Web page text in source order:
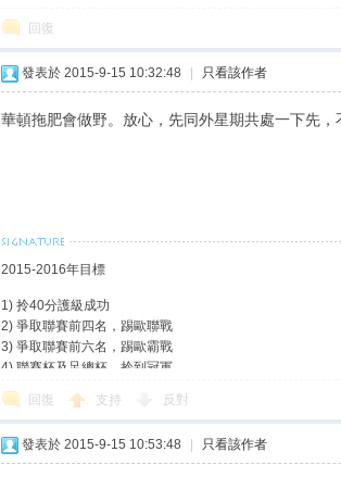
回復
發表於 2015-9-15 10:32:48 只看該作者
華頓拖肥會做野。放心，先同外星期共處一下先
2015-2016年目標
1) 拎40分護級成功
2) 爭取聯賽前四名，踢歐聯戰
3) 爭取聯賽前六名，踢歐霸戰
4) 聯賽杯及足總杯，拎到冠軍
回復 支持 反對
發表於 2015-9-15 10:53:48 只看該作者